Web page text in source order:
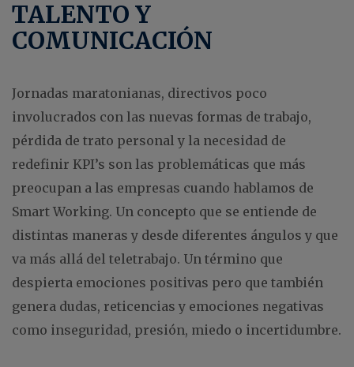
TALENTO Y
COMUNICACIÓN
Jornadas maratonianas, directivos poco
involucrados con las nuevas formas de trabajo,
pérdida de trato personal y la necesidad de
redefinir KPI’s son las problemáticas que más
preocupan a las empresas cuando hablamos de
Smart Working. Un concepto que se entiende de
distintas maneras y desde diferentes ángulos y que
va más allá del teletrabajo. Un término que
despierta emociones positivas pero que también
genera dudas, reticencias y emociones negativas
como inseguridad, presión, miedo o incertidumbre.